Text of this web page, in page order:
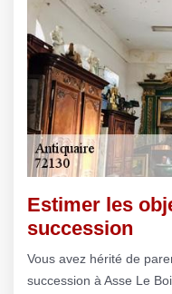
Estimer les
succession
Vous avez hérité de
succession à Asse Le